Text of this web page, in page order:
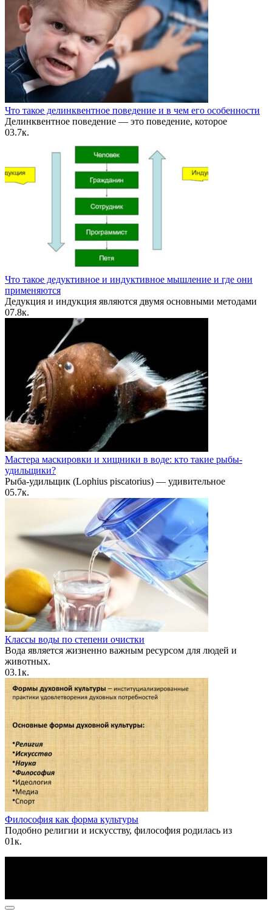
Что такое делинквентное поведение и в чем его особенности
Делинквентное поведение — это поведение, которое
03.7к.
Что такое дедуктивное и индуктивное мышление и где они
применяются
Дедукция и индукция являются двумя основными методами
07.8к.
Мастера маскировки и хищники в воде: кто такие рыбы-
удильщики?
Рыба-удильщик (Lophius piscatorius) — удивительное
05.7к.
Классы воды по степени очистки
Вода является жизненно важным ресурсом для людей и
животных.
03.1к.
Философия как форма культуры
Подобно религии и искусству, философия родилась из
01к.